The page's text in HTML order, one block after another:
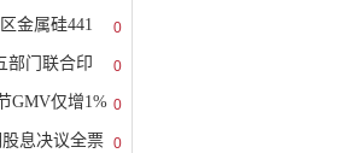
0
金属硅441
0
部门联合印
0
GMV仅增1%
0
息决议全票